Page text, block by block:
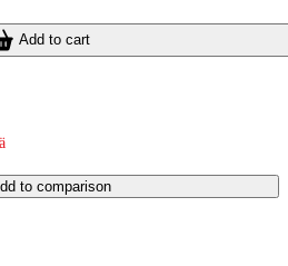
Add to cart
to comparison